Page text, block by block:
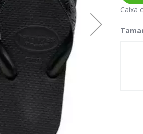
Caixa